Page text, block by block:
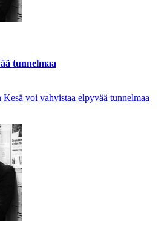
tunnelmaa
voi vahvistaa elpyvää tunnelmaa